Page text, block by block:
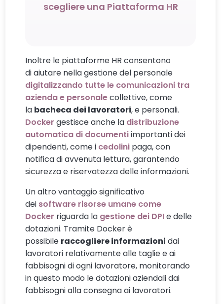
scegliere una Piattaforma HR
Inoltre le piattaforme HR consentono
di aiutare nella gestione del personale
digitalizzando tutte le comunicazioni tra
azienda e personalecollettive, come
la bacheca dei lavoratori, e personali.
Docker gestisce anche la distribuzione
automatica di documentiimportanti dei
dipendenti, come i cedolini paga, con
notifica di avvenuta lettura, garantendo
sicurezza e riservatezza delle informazioni.
Un altro vantaggio significativo
dei software risorse umane come
Docker riguarda la gestione dei DPIe delle
dotazioni. Tramite Docker è
possibile raccogliere informazioni dai
lavoratori relativamente alle taglie e ai
fabbisogni di ogni lavoratore, monitorando
in questo modo le dotazioni aziendali dai
fabbisogni alla consegna ai lavoratori.